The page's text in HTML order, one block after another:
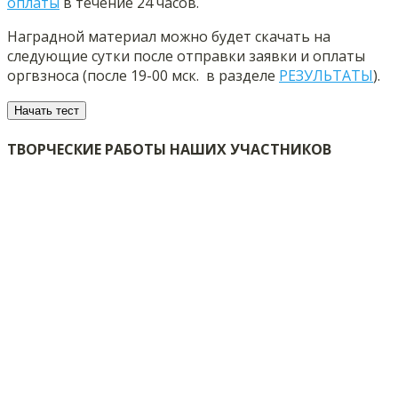
Наградной материал можно будет скачать на
следующие сутки после отправки заявки и оплаты
оргвзноса (после 19-00 мск. в разделе РЕЗУЛЬТАТЫ).
ТВОРЧЕСКИЕ РАБОТЫ НАШИХ УЧАСТНИКОВ